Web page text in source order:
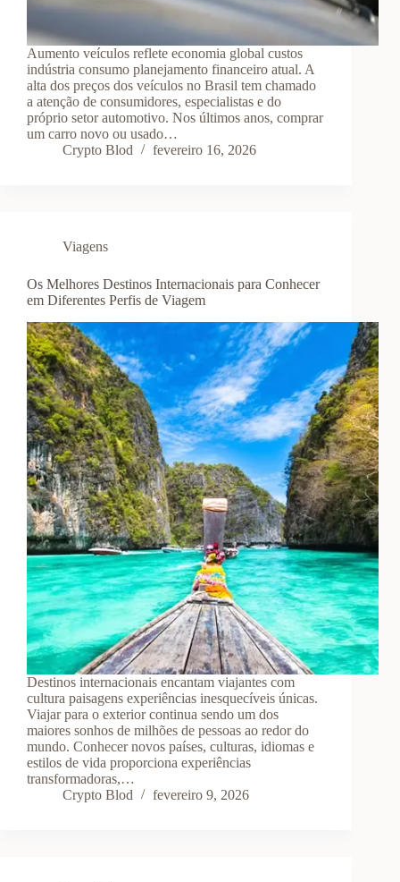
Aumento veículos reflete economia global custos
indústria consumo planejamento financeiro atual. A
alta dos preços dos veículos no Brasil tem chamado
a atenção de consumidores, especialistas e do
próprio setor automotivo. Nos últimos anos, comprar
um carro novo ou usado…
Crypto Blod
fevereiro 16, 2026
Viagens
Os Melhores Destinos Internacionais para Conhecer
em Diferentes Perfis de Viagem
Destinos internacionais encantam viajantes com
cultura paisagens experiências inesquecíveis únicas.
Viajar para o exterior continua sendo um dos
maiores sonhos de milhões de pessoas ao redor do
mundo. Conhecer novos países, culturas, idiomas e
estilos de vida proporciona experiências
transformadoras,…
Crypto Blod
fevereiro 9, 2026